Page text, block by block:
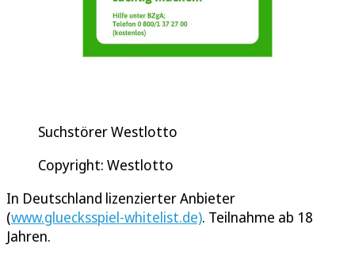
Suchstörer Westlotto
Copyright: Westlotto
In Deutschland lizenzierter Anbieter
(www.gluecksspiel-whitelist.de). Teilnahme ab 18
Jahren.